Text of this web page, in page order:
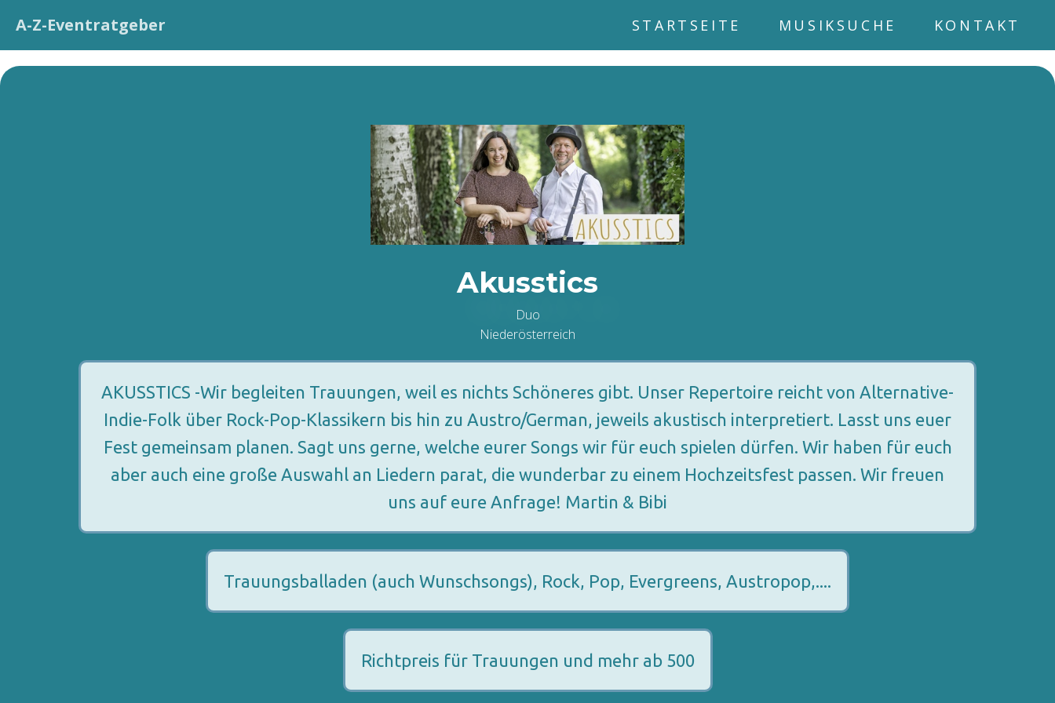
A-Z-Eventratgeber STARTSEITE MUSIKSUCHE KONTAKT
Akusstics
Duo
Niederösterreich
AKUSSTICS -Wir begleiten Trauungen, weil es nichts Schöneres gibt. Unser Repertoire reicht von Alternative-
Indie-Folk über Rock-Pop-Klassikern bis hin zu Austro/German, jeweils akustisch interpretiert. Lasst uns euer
Fest gemeinsam planen. Sagt uns gerne, welche eurer Songs wir für euch spielen dürfen. Wir haben für euch
aber auch eine große Auswahl an Liedern parat, die wunderbar zu einem Hochzeitsfest passen. Wir freuen
uns auf eure Anfrage! Martin & Bibi
Trauungsballaden (auch Wunschsongs), Rock, Pop, Evergreens, Austropop,....
Richtpreis für Trauungen und mehr ab 500